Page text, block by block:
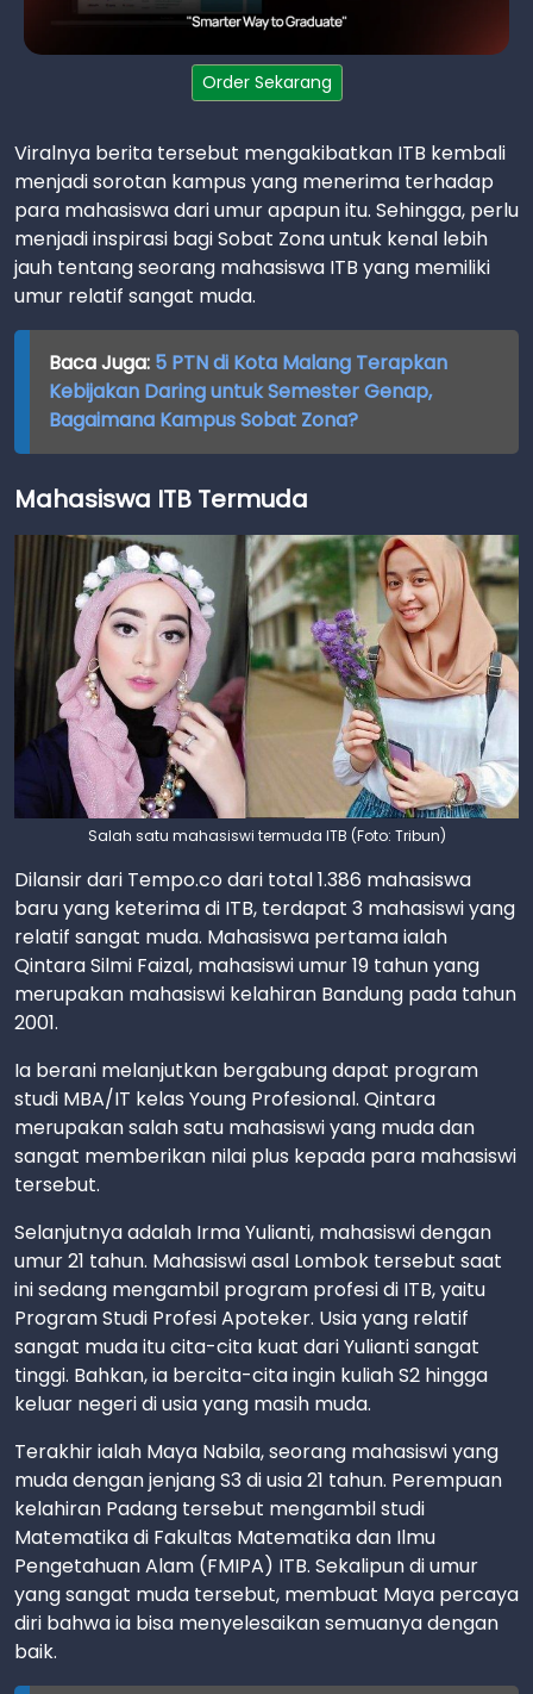
Order Sekarang
Viralnya berita tersebut mengakibatkan ITB kembali
menjadi sorotan kampus yang menerima terhadap
para mahasiswa dari umur apapun itu. Sehingga, perlu
menjadi inspirasi bagi Sobat Zona untuk kenal lebih
jauh tentang seorang mahasiswa ITB yang memiliki
umur relatif sangat muda.
Baca Juga: 5 PTN di Kota Malang Terapkan
Kebijakan Daring untuk Semester Genap,
Bagaimana Kampus Sobat Zona?
Mahasiswa ITB Termuda
Salah satu mahasiswi termuda ITB (Foto: Tribun)
Dilansir dari Tempo.co dari total 1.386 mahasiswa
baru yang keterima di ITB, terdapat 3 mahasiswi yang
relatif sangat muda. Mahasiswa pertama ialah
Qintara Silmi Faizal, mahasiswi umur 19 tahun yang
merupakan mahasiswi kelahiran Bandung pada tahun
2001.
Ia berani melanjutkan bergabung dapat program
studi MBA/IT kelas Young Profesional. Qintara
merupakan salah satu mahasiswi yang muda dan
sangat memberikan nilai plus kepada para mahasiswi
tersebut.
Selanjutnya adalah Irma Yulianti, mahasiswi dengan
umur 21 tahun. Mahasiswi asal Lombok tersebut saat
ini sedang mengambil program profesi di ITB, yaitu
Program Studi Profesi Apoteker. Usia yang relatif
sangat muda itu cita-cita kuat dari Yulianti sangat
tinggi. Bahkan, ia bercita-cita ingin kuliah S2 hingga
keluar negeri di usia yang masih muda.
Terakhir ialah Maya Nabila, seorang mahasiswi yang
muda dengan jenjang S3 di usia 21 tahun. Perempuan
kelahiran Padang tersebut mengambil studi
Matematika di Fakultas Matematika dan Ilmu
Pengetahuan Alam (FMIPA) ITB. Sekalipun di umur
yang sangat muda tersebut, membuat Maya percaya
diri bahwa ia bisa menyelesaikan semuanya dengan
baik.